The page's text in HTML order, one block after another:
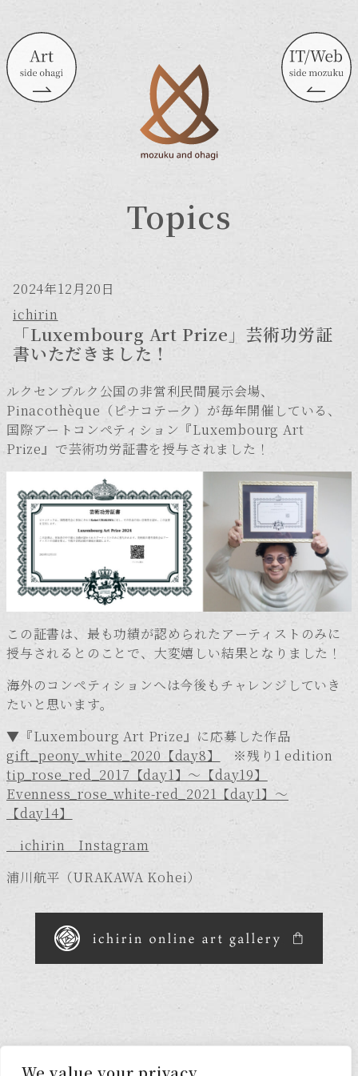
Topics
2024年12月20日
ichirin
「Luxembourg Art Prize」芸術功労証
書いただきました！
ルクセンブルク公国の非営利民間展示会場、
Pinacothèque（ピナコテーク）が毎年開催している、
国際アートコンペティション『Luxembourg Art
Prize』で芸術功労証書を授与されました！
この証書は、最も功績が認められたアーティストのみに
授与されるとのことで、大変嬉しい結果となりました！
海外のコンペティションへは今後もチャレンジしていき
たいと思います。
▼『Luxembourg Art Prize』に応募した作品
gift_peony_white_2020【day8】
※残り1 edition
tip_rose_red_2017【day1】～【day19】
Evenness_rose_white-red_2021【day1】～
【day14】
＿ichirin＿Instagram
浦川航平（URAKAWA Kohei）
View all Topics